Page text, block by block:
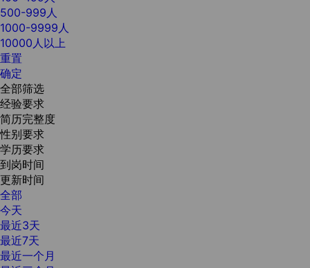
500-999人
1000-9999人
10000人以上
重置
确定
全部筛选
经验要求
简历完整度
性别要求
学历要求
到岗时间
更新时间
全部
今天
最近3天
最近7天
最近一个月